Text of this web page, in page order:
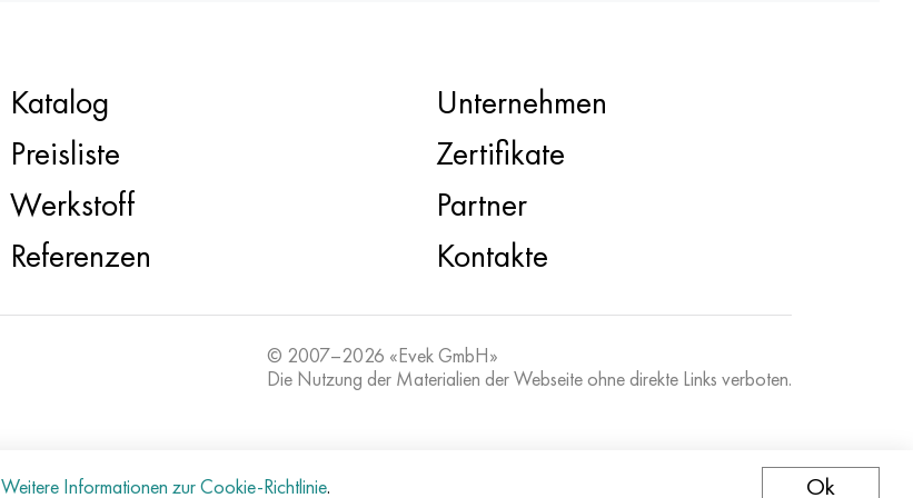
Katalog
Preisliste
Werkstoff
Referenzen
Unternehmen
Zertifikate
Partner
Kontakte
© 2007–2026 «Evek GmbH»
Die Nutzung der Materialien der Webseite ohne direkte Links verboten.
Weitere Informationen zur Cookie-Richtlinie. Ok